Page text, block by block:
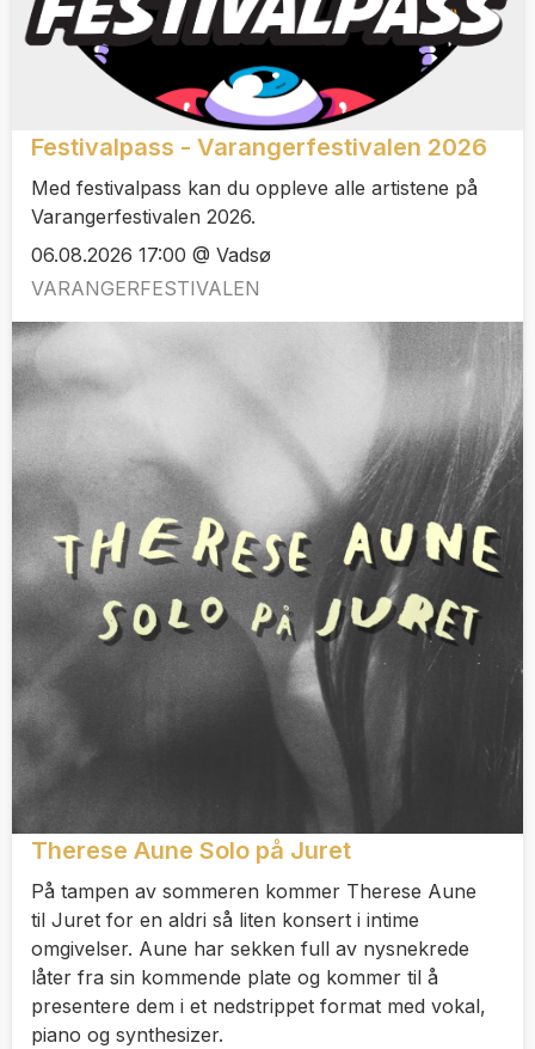
Festivalpass - Varangerfestivalen 2026
Med festivalpass kan du oppleve alle artistene på
Varangerfestivalen 2026.
06.08.2026 17:00 @ Vadsø
VARANGERFESTIVALEN
Therese Aune Solo på Juret
På tampen av sommeren kommer Therese Aune
til Juret for en aldri så liten konsert i intime
omgivelser. Aune har sekken full av nysnekrede
låter fra sin kommende plate og kommer til å
presentere dem i et nedstrippet format med vokal,
piano og synthesizer.